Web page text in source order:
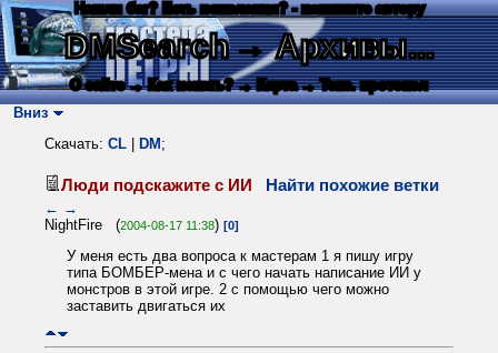
Нашли баг? Есть пожелания? - напишите автору
DMSearch→ Архивы...
О сайте → Как искать? → Карта → Текс. протокол
Вниз
Скачать: CL DM ;
Люди подскажите с ИИ Найти похожие ветки
← →
NightFire (2004-08-17 11:38) [0]
У меня есть два вопроса к мастерам 1 я пишу игру
типа БОМБЕР-мена и с чего начать написание ИИ у
монстров в этой игре. 2 с помощью чего можно
заставить двигаться их